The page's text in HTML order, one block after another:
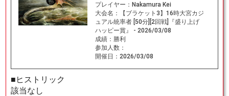
プレイヤー： Nakamura Kei
大会名：
【ブラケット3】16時大宮カジ
ュアル統率者 [50分][2回戦]『盛り上げ
ハッピー賞』 - 2026/03/08
成績： 勝利
参加人数：
開催日： 2026/03/08
■ヒストリック
該当なし